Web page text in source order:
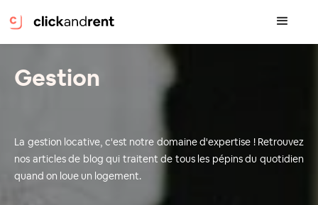
Gestion
La gestion locative, c'est notre domaine d'expertise ! Retrouvez
nos articles de blog qui traitent de tous les pépins du quotidien
quand on loue un logement.